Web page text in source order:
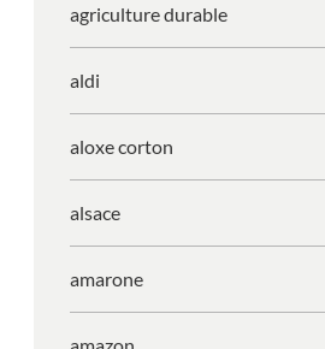
agriculture durable
aldi
aloxe corton
alsace
amarone
amazon